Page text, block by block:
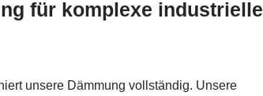
für komplexe industrielle
unsere Dämmung vollständig. Unsere